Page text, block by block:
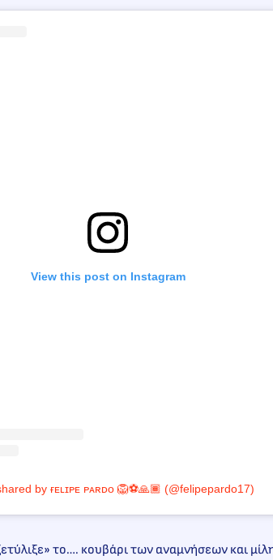
View this post on Instagram
by ғᴇʟɪᴘᴇ ᴘᴀʀᴅᴏ 🦁⚽️🙏🏾 (@felipepardo17)
το…. κουβάρι των αναμνήσεων και